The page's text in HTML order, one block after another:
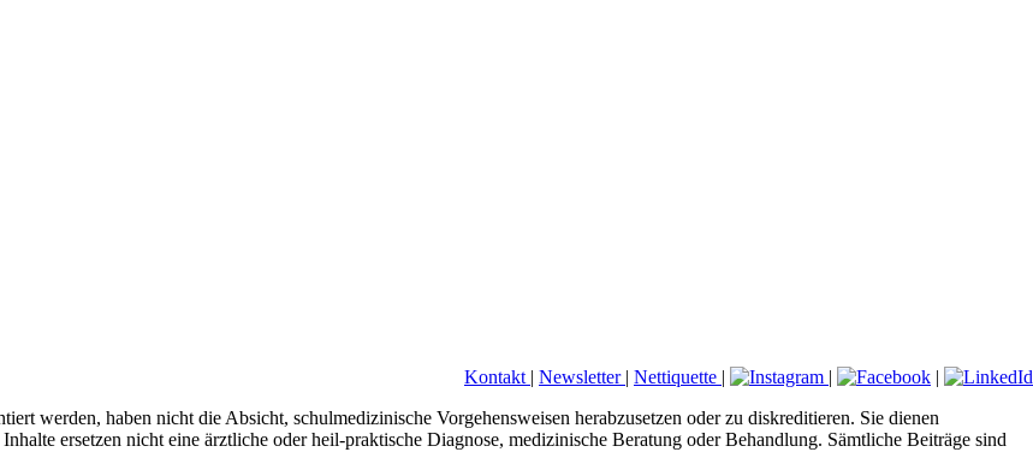
Kontakt | Newsletter | Nettiquette | |
|
werden, haben nicht die Absicht, schulmedizinische Vorgehensweisen herabzusetzen oder zu diskreditieren. Sie dienen
ersetzen nicht eine ärztliche oder heil-praktische Diagnose, medizinische Beratung oder Behandlung. Sämtliche Beiträge sind